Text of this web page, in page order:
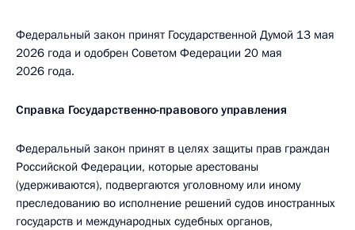
Федеральный закон принят Государственной Думой 13 мая
2026 года и одобрен Советом Федерации 20 мая
2026 года.
Справка Государственно-правового управления
Федеральный закон принят в целях защиты прав граждан
Российской Федерации, которые арестованы
(удерживаются), подвергаются уголовному или иному
преследованию во исполнение решений судов иностранных
государств и международных судебных органов,